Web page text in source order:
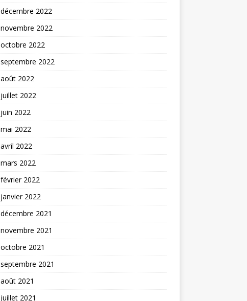
décembre 2022
novembre 2022
octobre 2022
septembre 2022
août 2022
juillet 2022
juin 2022
mai 2022
avril 2022
mars 2022
février 2022
janvier 2022
décembre 2021
novembre 2021
octobre 2021
septembre 2021
août 2021
juillet 2021